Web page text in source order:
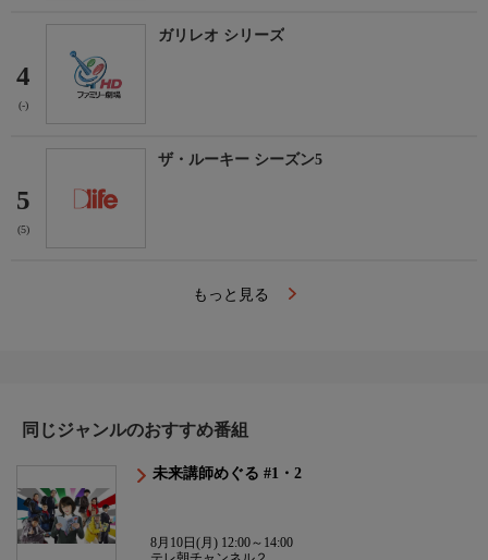
4
(-)
ガリレオ シリーズ
5
(5)
ザ・ルーキー シーズン5
もっと見る
同じジャンルのおすすめ番組
未来講師めぐる #1・2
8月10日(月) 12:00～14:00